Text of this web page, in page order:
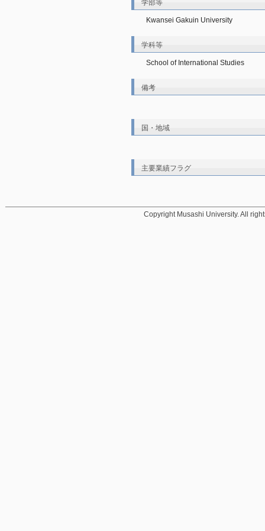
学部等
Kwansei Gakuin University
学科等
School of International Studies
備考
国・地域
主要業績フラグ